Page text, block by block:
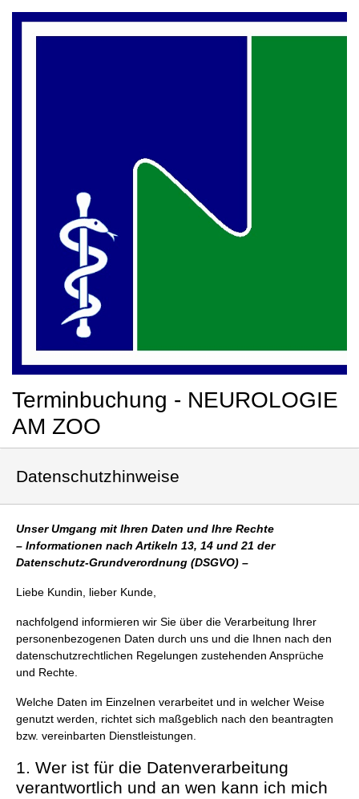
Terminbuchung - NEUROLOGIE
AM ZOO
Datenschutzhinweise
Unser Umgang mit Ihren Daten und Ihre Rechte
– Informationen nach Artikeln 13, 14 und 21 der
Datenschutz-Grundverordnung (DSGVO) –
Liebe Kundin, lieber Kunde,
nachfolgend informieren wir Sie über die Verarbeitung Ihrer
personenbezogenen Daten durch uns und die Ihnen nach den
datenschutzrechtlichen Regelungen zustehenden Ansprüche
und Rechte.
Welche Daten im Einzelnen verarbeitet und in welcher Weise
genutzt werden, richtet sich maßgeblich nach den beantragten
bzw. vereinbarten Dienstleistungen.
1. Wer ist für die Datenverarbeitung
verantwortlich und an wen kann ich mich